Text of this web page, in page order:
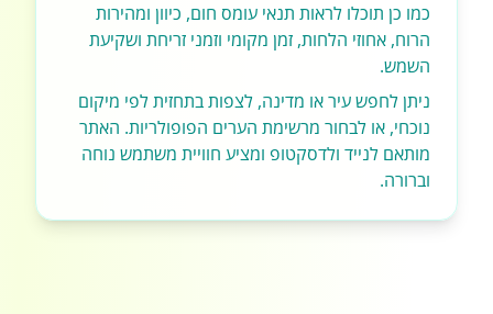
כמו כן תוכלו לראות תנאי עומס חום, כיוון ומהירות
הרוח, אחוזי הלחות, זמן מקומי וזמני זריחת ושקיעת
השמש.
ניתן לחפש עיר או מדינה, לצפות בתחזית לפי מיקום
נוכחי, או לבחור מרשימת הערים הפופולריות. האתר
מותאם לנייד ולדסקטופ ומציע חוויית משתמש נוחה
וברורה.